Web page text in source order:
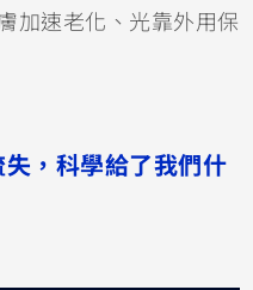
加速老化、光靠外用保
，科學給了我們什